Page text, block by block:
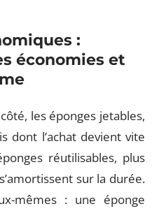
:
économies et
les éponges jetables,
dont l’achat devient vite
réutilisables, plus
sur la durée.
mêmes : une éponge